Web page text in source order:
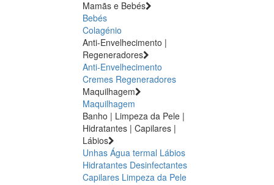
Mamãs e Bebés
Bebés
Colagénio
Anti-Envelhecimento |
Regeneradores
Anti-Envelhecimento
Cremes Regeneradores
Maquilhagem
Maquilhagem
Banho | Limpeza da Pele |
Hidratantes | Capilares |
Lábios
Unhas Água termal Lábios
Hidratantes Desinfectantes
Capilares Limpeza da Pele